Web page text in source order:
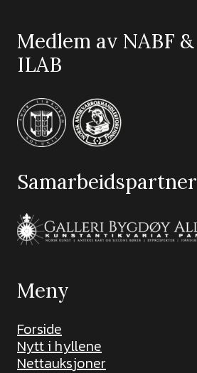
Medlem av NABF &
ILAB
Samarbeidspartner
Meny
Forside
Nytt i hyllene
Nettauksjoner